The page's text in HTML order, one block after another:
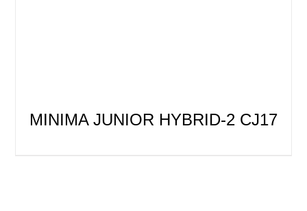
MINIMA JUNIOR HYBRID-2 CJ17